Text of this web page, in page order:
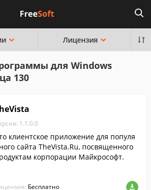
Лицензия
для Windows
130
1.1.0.0
клиентское приложение для популя
сайта TheVista.Ru, посвященного
корпорации Майкрософт.
Бесплатно